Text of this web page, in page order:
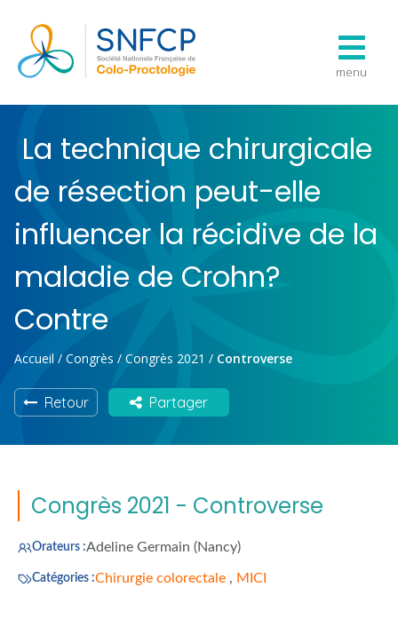
menu
La technique chirurgicale
de résection peut-elle
influencer la récidive de la
maladie de Crohn?
Contre
Accueil / Congrès / Congrès 2021 / Controverse
Retour Partager
Congrès 2021 - Controverse
Orateurs :Adeline Germain (Nancy)
Catégories :Chirurgie colorectale , MICI